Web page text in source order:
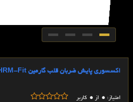
اکسسوری پایش ضربان قلب گارمین HRM-Fit
امتیاز: 0 از 0 کاربر